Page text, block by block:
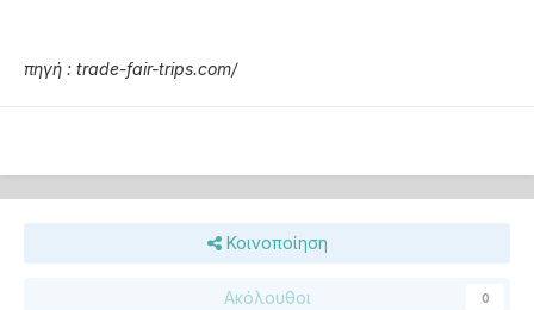
πηγή : trade-fair-trips.com/
Κοινοποίηση
Ακόλουθοι 0